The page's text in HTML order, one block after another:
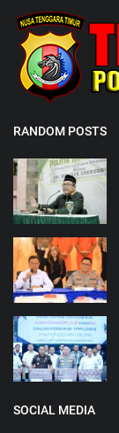
RANDOM POSTS
SOCIAL MEDIA